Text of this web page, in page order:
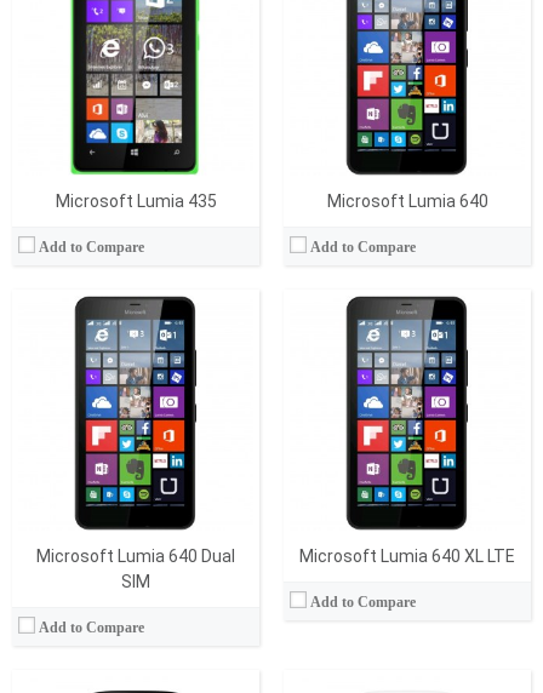
Microsoft Lumia 435
Add to Compare
Microsoft Lumia 640
Add to Compare
Microsoft Lumia 640 Dual
SIM
Add to Compare
8 GB
IPS LCD
8 MP
İşletim Sistemi:Windows Phone
View Details →
Microsoft Lumia 640 XL LTE
Add to Compare
RAM Bellek:1 GB
8 GB
IPS LCD
13 MP
İşletim Sistemi:Windows Phone 8.1
View Details →
Quad-core 1.2 GHz Cortex-A7
RAM Bellek:1 GB
8/16 GB
IPS LCD, 4.5 inches
5 mega pixels
İşletim Sistemi:Android v4.3 (Jelly Bean)
View Details →
Quad-core 1.2 GHz Cortex-A7
RAM Bellek:1 GB
8/16 GB
IPS LCD, 4.5 inches
5 mega pixels
İşletim Sistemi:Android v4.4.2 (KitKat)
View Details →